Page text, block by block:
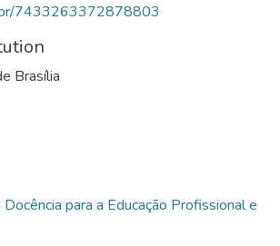
7433263372878803
Brasília
para a Educação Profissional e